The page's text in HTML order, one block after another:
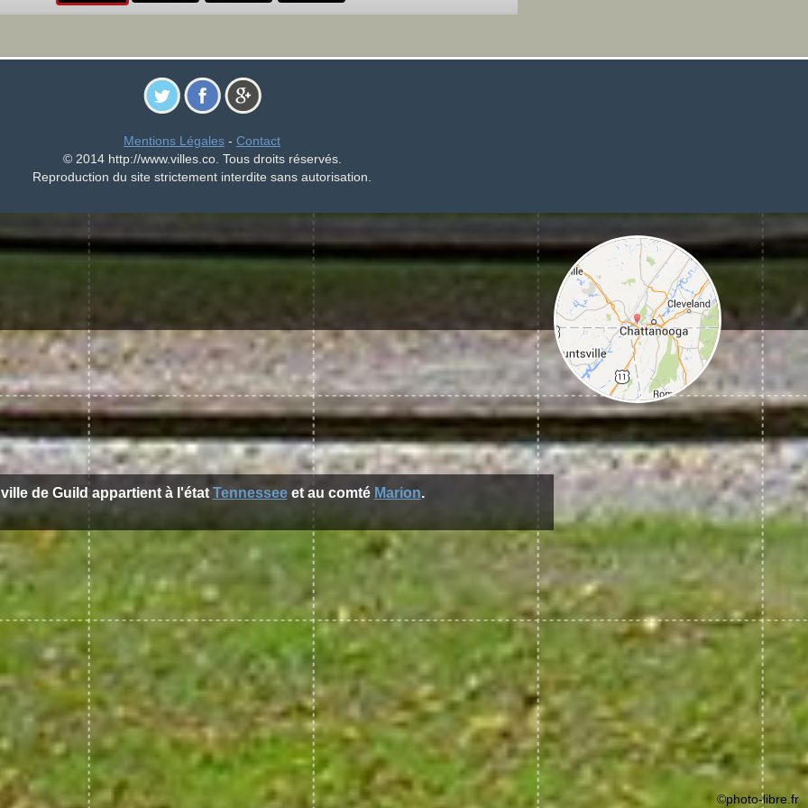
Mentions Légales - Contact
© 2014 http://www.villes.co. Tous droits réservés.
Reproduction du site strictement interdite sans autorisation.
de Guild appartient à l'état Tennesseeet au comté Marion.
©photo-libre.fr